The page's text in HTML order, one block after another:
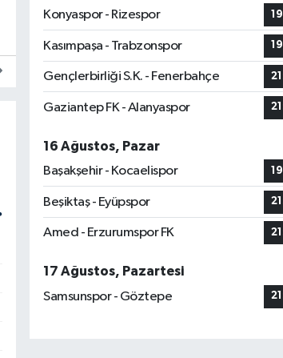
Konyaspor - Rizespor
Kasımpaşa - Trabzonspor
Gençlerbirliği S.K. - Fenerbahçe
Gaziantep FK - Alanyaspor
16 Ağustos, Pazar
Başakşehir - Kocaelispor
Beşiktaş - Eyüpspor
Amed - Erzurumspor FK
17 Ağustos, Pazartesi
Samsunspor - Göztepe